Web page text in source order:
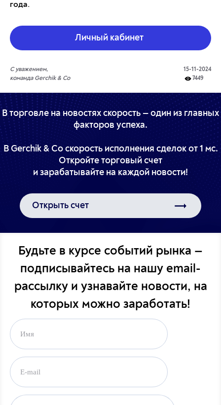
года.
Личный кабинет
С уважением,
команда Gerchik & Co
15-11-2024
7449
В торговле на новостях скорость — один из главных
факторов успеха.
В Gerchik & Co скорость исполнения сделок от 1 мс.
Откройте торговый счет
Открыть счет
Будьте в курсе событий рынка —
подписывайтесь на нашу email-
рассылку и узнавайте новости, на
которых можно заработать!